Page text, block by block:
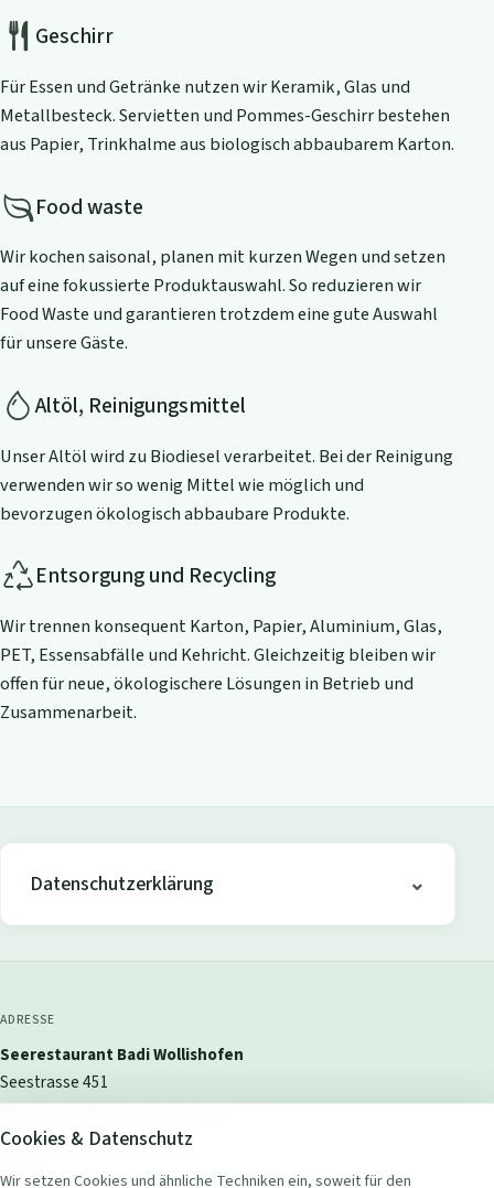
Geschirr
Für Essen und Getränke nutzen wir Keramik, Glas und
Metallbesteck. Servietten und Pommes-Geschirr bestehen
aus Papier, Trinkhalme aus biologisch abbaubarem Karton.
Food waste
Wir kochen saisonal, planen mit kurzen Wegen und setzen
auf eine fokussierte Produktauswahl. So reduzieren wir
Food Waste und garantieren trotzdem eine gute Auswahl
für unsere Gäste.
Altöl, Reinigungsmittel
Unser Altöl wird zu Biodiesel verarbeitet. Bei der Reinigung
verwenden wir so wenig Mittel wie möglich und
bevorzugen ökologisch abbaubare Produkte.
Entsorgung und Recycling
Wir trennen konsequent Karton, Papier, Aluminium, Glas,
PET, Essensabfälle und Kehricht. Gleichzeitig bleiben wir
offen für neue, ökologischere Lösungen in Betrieb und
Zusammenarbeit.
Datenschutzerklärung
ADRESSE
Seerestaurant Badi Wollishofen
Seestrasse 451
8038 Zürich Wollishofen, Schweiz
Cookies & Datenschutz
Wir setzen Cookies und ähnliche Techniken ein, soweit für den